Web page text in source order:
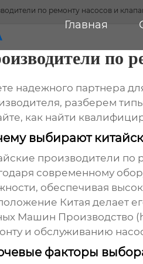
Главная
по ремонту насосов и
по
надежного партнера
разберем
как найти
выбирают
производители по
современному
обеспечивая
Китая делает
Машин Производство
и обслуживанию
факторы